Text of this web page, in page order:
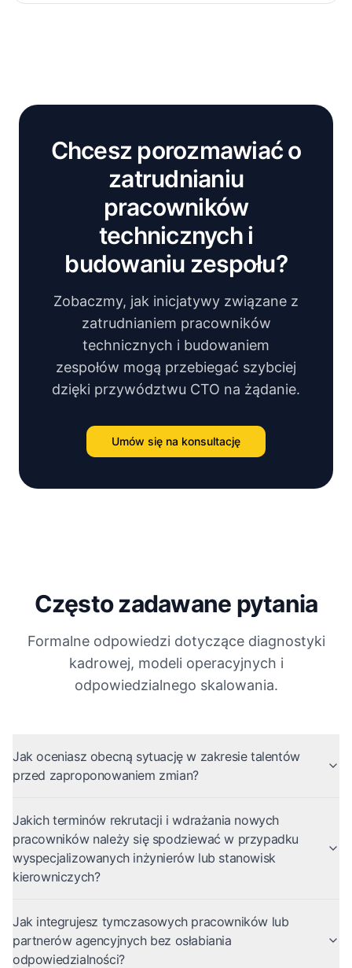
Chcesz porozmawiać o
zatrudnianiu
pracowników
technicznych i
budowaniu zespołu?
Zobaczmy, jak inicjatywy związane z
zatrudnianiem pracowników
technicznych i budowaniem
zespołów mogą przebiegać szybciej
dzięki przywództwu CTO na żądanie.
Umów się na konsultację
Często zadawane pytania
Formalne odpowiedzi dotyczące diagnostyki
kadrowej, modeli operacyjnych i
odpowiedzialnego skalowania.
Jak oceniasz obecną sytuację w zakresie talentów
przed zaproponowaniem zmian?
Jakich terminów rekrutacji i wdrażania nowych
pracowników należy się spodziewać w przypadku
wyspecjalizowanych inżynierów lub stanowisk
kierowniczych?
Jak integrujesz tymczasowych pracowników lub
partnerów agencyjnych bez osłabiania
odpowiedzialności?